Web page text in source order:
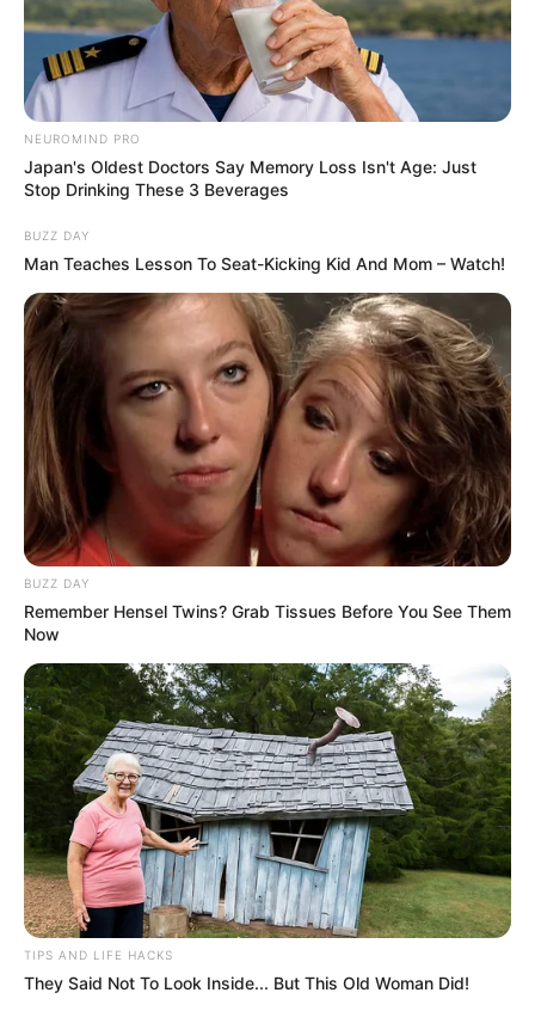
Nama Lengkap: Kang Hye Won
Nama Panggung: Hyewon
Nama Panggilan: Kang-Chan, Innocent Rapper
Posisi: Lead Rapper, Sub Vocalist, Visual
Tempat Tanggal Lahir: Korea Selatan, 5 Juli 1999
Ulang Tahun: 5 Juli
Kewarganegaraan: Korea Selatan
Pendidikan: –
Agama: –
Zodiak: Cancer
Tinggi Badan: 163 cm
Berat Badan: 43 kg
Golongan Darah: B
Profesi: Rapper, penyanyi, penulis lagu, aktris
Hobi: Menonton film anime dan drama
Instagram:@hyemhyemu
Twitter:@hyemu_official
Youtube:강혜원
FaktaMenarik
Memiliki adik laki-laki.
Dia dari agensi 8D CREATIVE.
Selama berada di acara
Sato Minami (kontestan dari Jepang), walaupun terkendala
NEUROMIND PRO
Japan's Oldest Doctors Say Memory Loss Isn't Age: Just
Stop Drinking These 3 Beverages
BUZZ DAY
Man Teaches Lesson To Seat-Kicking Kid And Mom – Watch!
BUZZ DAY
Remember Hensel Twins? Grab Tissues Before You See Them
Now
TIPS AND LIFE HACKS
They Said Not To Look Inside... But This Old Woman Did!